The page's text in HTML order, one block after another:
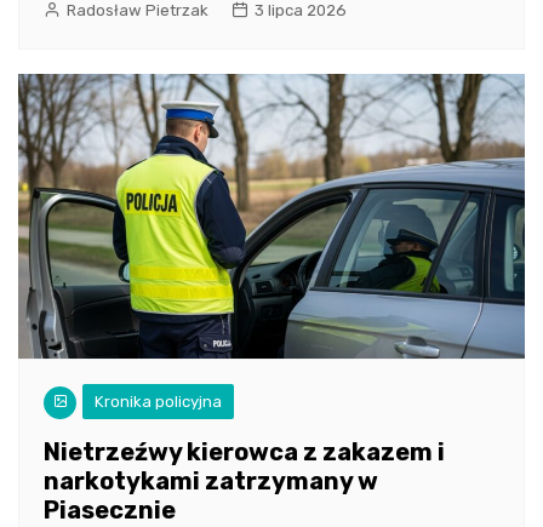
Radosław Pietrzak 3 lipca 2026
Kronika policyjna
Nietrzeźwy kierowca z zakazem i
narkotykami zatrzymany w
Piasecznie